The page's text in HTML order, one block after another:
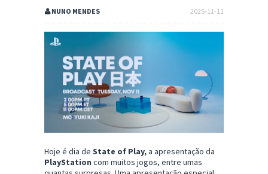
2025-11-11
NUNO MENDES
Hoje é dia de State of Play,a apresentação da
PlayStation com muitos jogos, entre umas